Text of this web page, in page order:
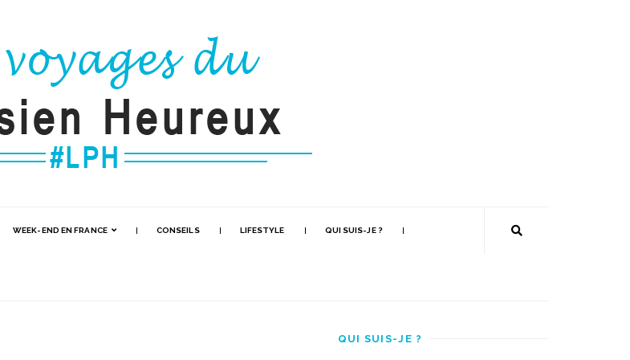
WEEK-END EN FRANCE CONSEILS LIFESTYLE QUI SUIS-JE ?
QUI SUIS-JE ?